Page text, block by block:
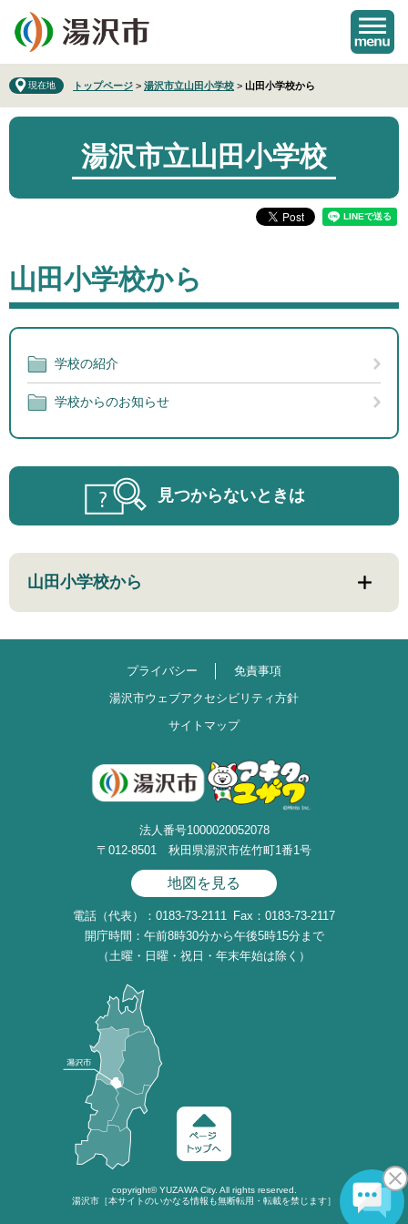
の
先
頭
で
ー
を
飛
ば
文
現在地 トップページ > 湯沢市立山田小学校 > 山田小学校から
湯沢市立山田小学校
文山田小学校から
学校の紹介
学校からのお知らせ
見つからないときは
山田小学校から
プライバシー
免責事項
湯沢市ウェブアクセシビリティ方針
サイトマップ
法人番号1000020052078
〒012-8501 秋田県湯沢市佐竹町1番1号
地図を見る
電話（代表）：0183-73-2111 Fax：0183-73-2117
開庁時間：午前8時30分から午後5時15分まで
（土曜・日曜・祝日・年末年始は除く）
copyright©YUZAWACity. All rights reserved.
湯沢市［本サイトのいかなる情報も無断転用・転載を禁じます］